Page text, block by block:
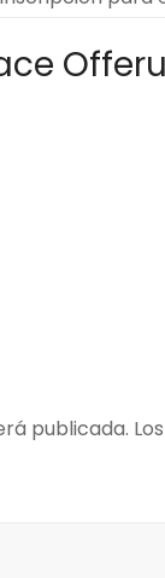
publicada.